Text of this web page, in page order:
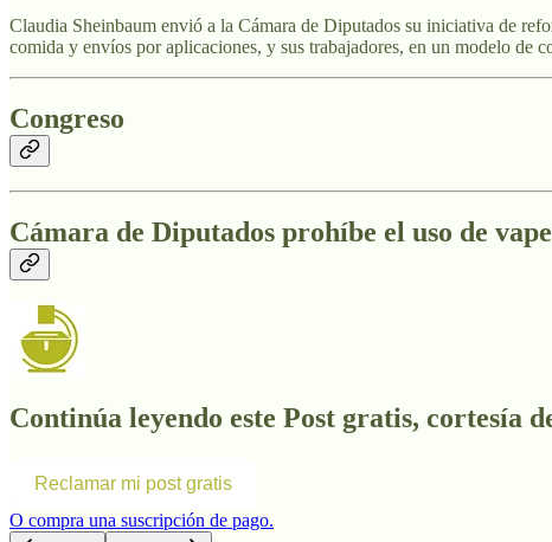
Claudia Sheinbaum envió a la Cámara de Diputados su iniciativa de
comida y envíos por aplicaciones, y sus trabajadores, en un modelo de
Congreso
Cámara de Diputados prohíbe el uso de
Continúa leyendo este Post gratis, cortesía
Reclamar mi post gratis
O compra una suscripción de pago.